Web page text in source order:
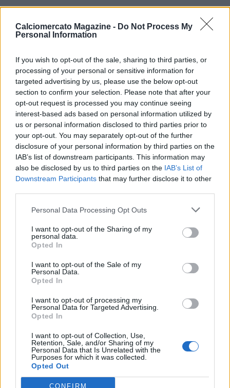
Calciomercato Magazine - Do Not Process My
Personal Information
If you wish to opt-out of the sale, sharing to third parties, or
processing of your personal or sensitive information for
targeted advertising by us, please use the below opt-out
section to confirm your selection. Please note that after your
opt-out request is processed you may continue seeing
interest-based ads based on personal information utilized by
us or personal information disclosed to third parties prior to
your opt-out. You may separately opt-out of the further
disclosure of your personal information by third parties on the
IAB’s list of downstream participants. This information may
also be disclosed by us to third parties on the IAB’s List of
Downstream Participants that may further disclose it to other
Personal Data Processing Opt Outs
I want to opt-out of the Sharing of my
personal data.
Opted In
I want to opt-out of the Sale of my
Personal Data.
Opted In
I want to opt-out of processing my
Personal Data for Targeted Advertising.
Opted In
I want to opt-out of Collection, Use,
Retention, Sale, and/or Sharing of my
Personal Data that Is Unrelated with the
Purposes for which it was collected.
Opted Out
CONFIRM
calciomercato Fabrizio Romano ha confermato il forte
interesse della società azzurra per Darwin Nunez, attaccante
Ecco le sue parole: "Darwin Nunez è l'obiettivo numero
uno per l'attacco del Napoli. Come vi diciamo spesso, il Napoli
lavora su più trattative in contemporanea. Nelle prossime ore
ci saranno dei contatti per provare ad avanzare
concretamente sulla pista Darwin Nunez".
VAI ALLA VERSIONE CLASSICA
Il materiale (testo, foto e video) consultabile in questo portale è di nostra proprietà.
Alcune foto (screenshot) ed articoli presenti su "Calciomercato Magazine" sono in parte
giunti da internet, in quanto arrivati alla nostra attenzione attraverso regolari
comunicati stampa con immagini e testi allegati ed autorizzati alla pubblicazione, e